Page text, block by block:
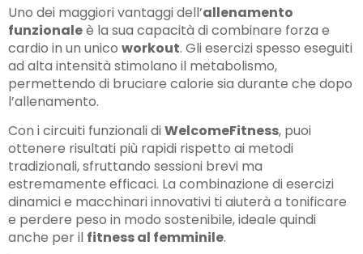
Uno dei maggiori vantaggi dell’allenamento
funzionaleè la sua capacità di combinare forza e
cardio in un unico workout. Gli esercizi spesso eseguiti
ad alta intensità stimolano il metabolismo,
permettendo di bruciare calorie sia durante che dopo
l’allenamento.
Con i circuiti funzionali diWelcomeFitness, puoi
ottenere risultati più rapidi rispetto ai metodi
tradizionali, sfruttando sessioni brevi ma
estremamente efficaci. La combinazione di esercizi
dinamici e macchinari innovativi ti aiuterà a tonificare
e perdere peso in modo sostenibile, ideale quindi
anche per il fitness al femminile.